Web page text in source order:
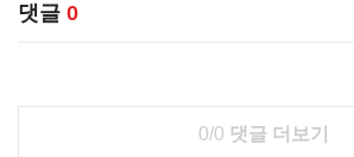
댓글 0
0/0 댓글 더보기